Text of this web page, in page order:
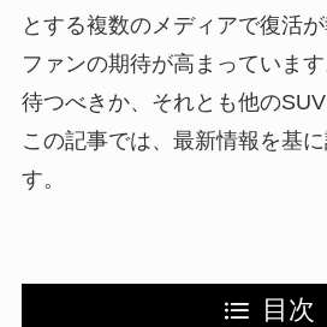
とする複数のメディアで復活
ファンの期待が高まっていま
待つべきか、それとも他の
この記事では、最新情報を基
す。
目次